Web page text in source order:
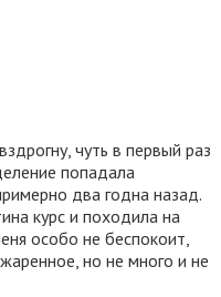
чуть в первый раз
попадала
два годна назад.
курс и походила на
особо не беспокоит,
но не много и не